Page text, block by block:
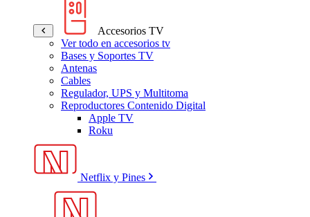
Accesorios TV
Ver todo en accesorios tv
Bases y Soportes TV
Antenas
Cables
Regulador, UPS y Multitoma
Reproductores Contenido Digital
Apple TV
Roku
Netflix y Pines